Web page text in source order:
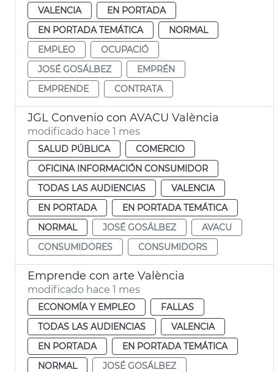
VALENCIA
EN PORTADA
EN PORTADA TEMÁTICA
NORMAL
EMPLEO
OCUPACIÓ
JOSÉ GOSÁLBEZ
EMPRÉN
EMPRENDE
CONTRATA
JGL Convenio con AVACU València
modificado hace 1 mes
SALUD PÚBLICA
COMERCIO
OFICINA INFORMACIÓN CONSUMIDOR
TODAS LAS AUDIENCIAS
VALENCIA
EN PORTADA
EN PORTADA TEMÁTICA
NORMAL
JOSÉ GOSÁLBEZ
AVACU
CONSUMIDORES
CONSUMIDORS
Emprende con arte València
modificado hace 1 mes
ECONOMÍA Y EMPLEO
FALLAS
TODAS LAS AUDIENCIAS
VALENCIA
EN PORTADA
EN PORTADA TEMÁTICA
NORMAL
JOSÉ GOSÁLBEZ